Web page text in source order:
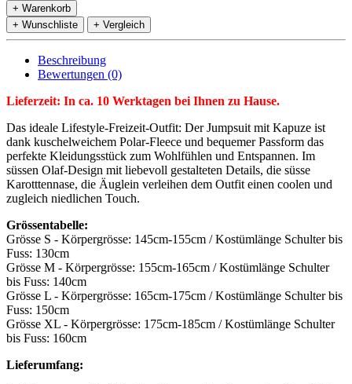
+ Warenkorb
+ Wunschliste
+ Vergleich
Beschreibung
Bewertungen (0)
Lieferzeit: In ca. 10 Werktagen bei Ihnen zu Hause.
Das ideale Lifestyle-Freizeit-Outfit: Der Jumpsuit mit Kapuze ist
dank kuschelweichem Polar-Fleece und bequemer Passform das
perfekte Kleidungsstück zum Wohlfühlen und Entspannen. Im
süssen Olaf-Design mit liebevoll gestalteten Details, die süsse
Karotttennase, die Äuglein verleihen dem Outfit einen coolen und
zugleich niedlichen Touch.
Grössentabelle:
Grösse S - Körpergrösse: 145cm-155cm / Kostümlänge Schulter bis
Fuss: 130cm
Grösse M - Körpergrösse: 155cm-165cm / Kostümlänge Schulter
bis Fuss: 140cm
Grösse L - Körpergrösse: 165cm-175cm / Kostümlänge Schulter bis
Fuss: 150cm
Grösse XL - Körpergrösse: 175cm-185cm / Kostümlänge Schulter
bis Fuss: 160cm
Lieferumfang: